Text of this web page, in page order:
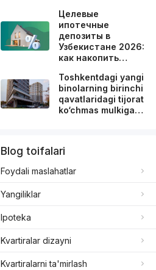
Целевые
ипотечные
депозиты в
Узбекистане 2026:
как накопить…
Toshkentdagi yangi
binolarning birinchi
qavatlaridagi tijorat
ko‘chmas mulkiga…
Blog toifalari
Foydali maslahatlar
Yangiliklar
Ipoteka
Kvartiralar dizayni
Kvartiralarni ta'mirlash